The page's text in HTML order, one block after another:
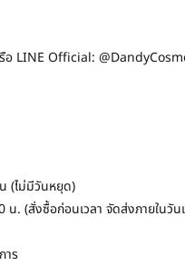
อ LINE Official:
(ไม่มีวันหยุด)
น. (สั่งซื้อก่อนเวลา จัดส่งภายในวัน
าร